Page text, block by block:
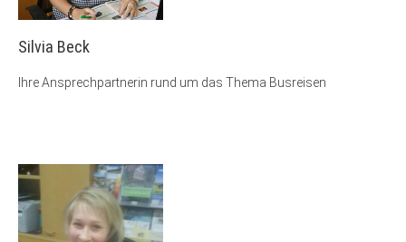
Silvia Beck
Ihre Ansprechpartnerin rund um das Thema Busreisen